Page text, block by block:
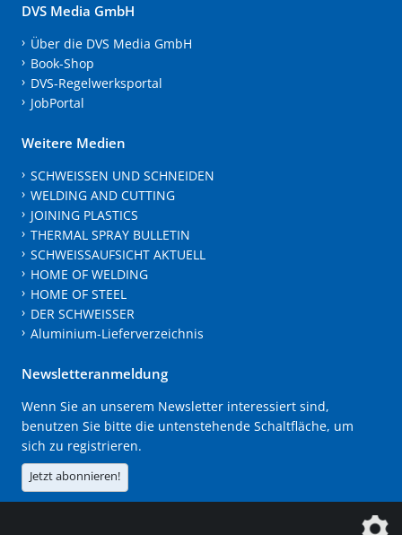
DVS Media GmbH
Über die DVS Media GmbH
Book-Shop
DVS-Regelwerksportal
JobPortal
Weitere Medien
SCHWEISSEN UND SCHNEIDEN
WELDING AND CUTTING
JOINING PLASTICS
THERMAL SPRAY BULLETIN
SCHWEISSAUFSICHT AKTUELL
HOME OF WELDING
HOME OF STEEL
DER SCHWEISSER
Aluminium-Lieferverzeichnis
Newsletteranmeldung
Wenn Sie an unserem Newsletter interessiert sind,
benutzen Sie bitte die untenstehende Schaltfläche, um
sich zu registrieren.
Jetzt abonnieren!